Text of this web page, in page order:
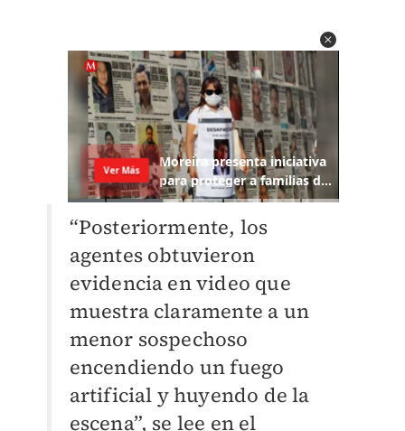
“Posteriormente, los
agentes obtuvieron
evidencia en video que
muestra claramente a un
menor sospechoso
encendiendo un fuego
artificial y huyendo de la
escena”, se lee en el